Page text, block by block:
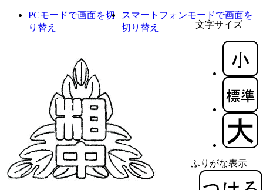
文字サイズ
ふりがな表示
PCモードで画面を切
り替え
スマートフォンモードで画面を
切り替え